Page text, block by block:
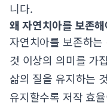
니다.
왜 자연치아를 보존
자연치아를 보존하
것 이상의 의미를 가
삶의 질을 유지하는
유지할수록 저작 효